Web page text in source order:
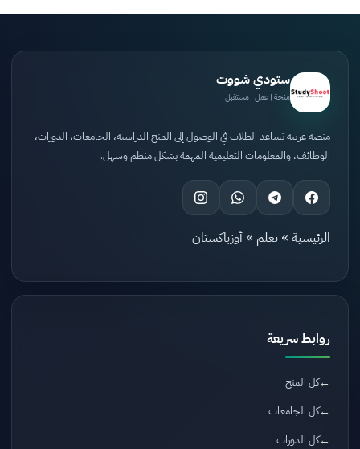
ستودي شووت
منحة | عمل | مستقبل
منصة عربية تساعد الطلاب في الوصول إلى المنح الدراسية، الجامعات، الدورات،
الوظائف، والمعلومات التعليمية المهمة بشكل منظم وسهل.
الرئيسية » تعلم » أوزباكستان
روابط سريعة
كل المنح
كل الجامعات
كل الدورات